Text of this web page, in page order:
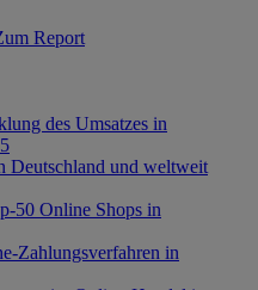
Report
des Umsatzes in
Deutschland und weltweit
50 Online Shops in
Zahlungsverfahren in